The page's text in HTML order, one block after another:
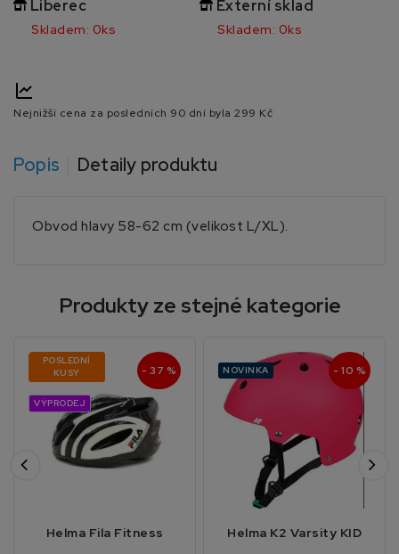
Liberec
Skladem: 0ks
Externí sklad
Skladem: 0ks
Nejnižší cena za posledních 90 dní byla 299 Kč
Popis Detaily produktu
Obvod hlavy 58-62 cm (velikost L/XL).
Produkty ze stejné kategorie
POSLEDNÍ
KUSY
VÝPRODEJ
- 37 %
Helma Fila Fitness
NOVINKA - 10 %
Helma K2 Varsity KID